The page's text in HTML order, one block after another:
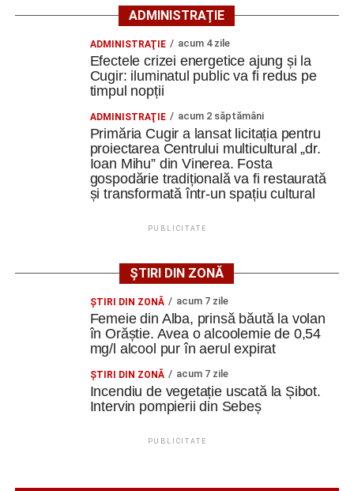
înșelăciune, în vederea identificării autorilor.
Poliția avertizează: nu vă lăsați
convinși de documente trimise
Polițiștii atrag atenția că fotografiile unor legitimații sau
documente oficiale pot fi falsificate sau chiar generate cu
ajutorul inteligenței artificiale.
momentului!”, este recomandarea transmisă de polițiști.
Reprezentanții Poliției reamintesc că polițiștii, medicii,
reprezentanții BNR, ANAF sau ai altor instituții nu solicită
telefonic cetățenilor să inițieze transferuri bancare sau să
le comunice date personale.
În cazul unor apeluri suspecte, este recomandat ca
invocată de apelant, iar orice solicitare neobișnuită de
ADMINISTRAȚIE
ADMINISTRAŢIE acum 4 zile
Efectele crizei energetice ajung și la
Cugir: iluminatul public va fi redus pe
timpul nopții
ADMINISTRAŢIE acum 2 săptămâni
Primăria Cugir a lansat licitația pentru
proiectarea Centrului multicultural „dr.
Ioan Mihu” din Vinerea. Fosta
gospodărie tradițională va fi restaurată
și transformată într-un spațiu cultural
PUBLICITATE
ȘTIRI DIN ZONĂ
ŞTIRI DIN ZONĂ acum 7 zile
Femeie din Alba, prinsă băută la volan
în Orăștie. Avea o alcoolemie de 0,54
mg/l alcool pur în aerul expirat
ŞTIRI DIN ZONĂ acum 7 zile
Incendiu de vegetație uscată la Șibot.
Intervin pompierii din Sebeș
PUBLICITATE